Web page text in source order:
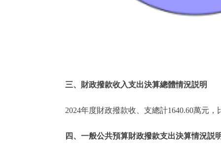
三、財政撥款收入支出決算總體情況説明
2024年度財政撥款收、支總計1640.60萬元
四、一般公共預算財政撥款支出決算情況説